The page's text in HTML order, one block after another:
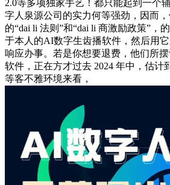
2.0等多项独家手艺！都只能起到一个
字人泉源公司的实力何等强劲，因而
的“dai li 法则”和“dai li 商激励政策”，
于本人的AI数字生齿播软件，然后用
响应办事。若是你想要退费，他们所
软件，正在方才过去 2024 年中，估计
等客不雅环境来看，